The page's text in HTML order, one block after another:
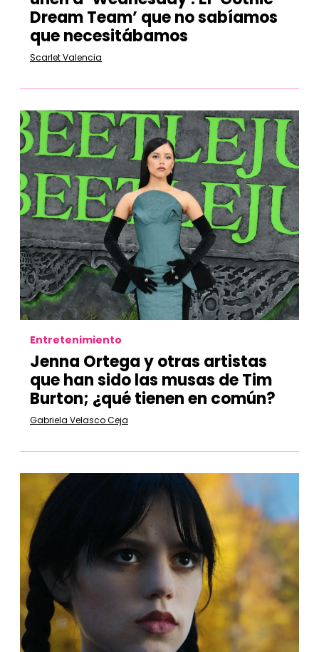
Dream Team’ que no sabíamos
que necesitábamos
Scarlet Valencia
Entretenimiento
Jenna Ortega y otras artistas
que han sido las musas de Tim
Burton; ¿qué tienen en común?
Gabriela Velasco Ceja